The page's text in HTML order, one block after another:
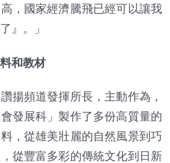
，國家經濟騰飛已經可以讓我
』。」
和教材
揚頻道發揮所長，主動作為，
發展科」製作了多份高質量的
，從雄美壯麗的自然風景到巧
從豐富多彩的傳統文化到日新